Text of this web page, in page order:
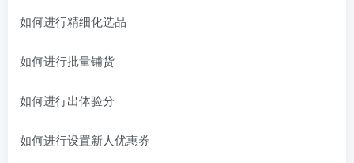
如何进行精细化选品
如何进行批量铺货
如何进行出体验分
如何进行设置新人优惠券